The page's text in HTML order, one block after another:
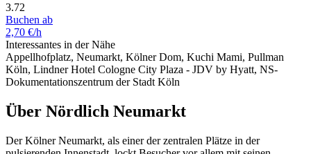
3.72
Buchen ab
2,70 €/h
Interessantes in der Nähe
Appellhofplatz, Neumarkt, Kölner Dom, Kuchi Mami, Pullman
Köln, Lindner Hotel Cologne City Plaza - JDV by Hyatt, NS-
Dokumentationszentrum der Stadt Köln
Über Nördlich Neumarkt
Der Kölner Neumarkt, als einer der zentralen Plätze in der